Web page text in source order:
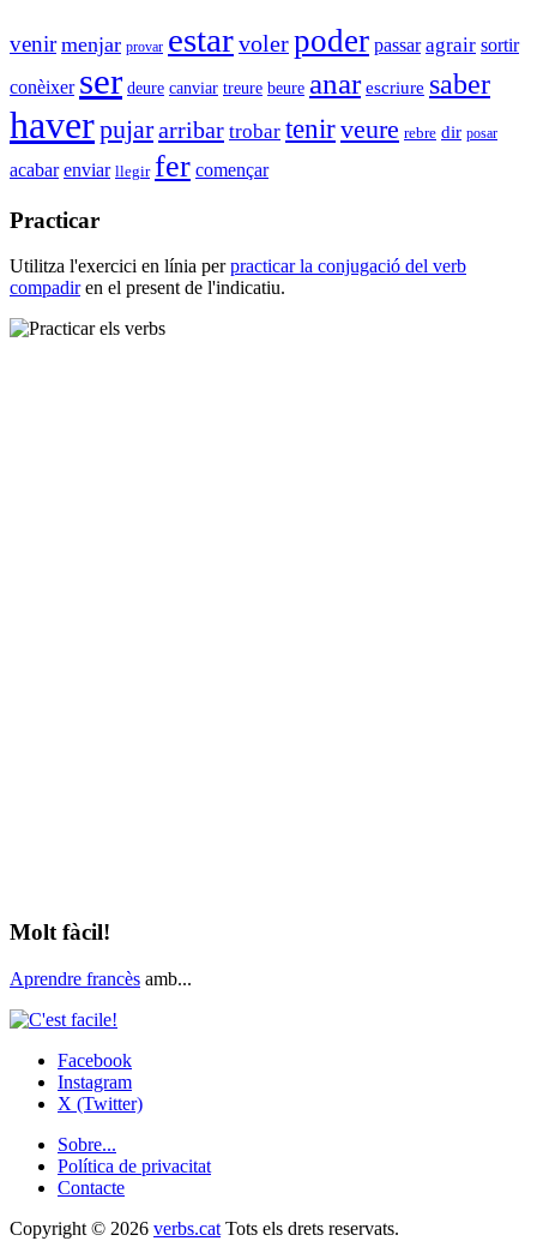
venir menjar provar estarvolerpoder passar agrair sortir
conèixer ser deure canviar treure beure anar escriure saber
haverpujararribar trobar tenirveure rebre dir posar
acabar enviar llegir fer començar
Practicar
Utilitza l'exercici en línia perpracticar la conjugació del verb
compadiren el present de l'indicatiu.
Molt fàcil!
Aprendre francès amb...
Facebook
Instagram
X (Twitter)
Sobre...
Política de privacitat
Contacte
Copyright © 2026 verbs.cat Tots els drets reservats.